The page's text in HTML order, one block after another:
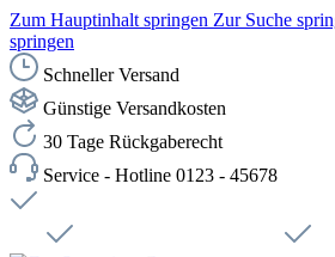
Zum Hauptinhalt springen Zur Suche
springen
Schneller Versand
Günstige Versandkosten
30 Tage Rückgaberecht
Service - Hotline 0123 - 45678